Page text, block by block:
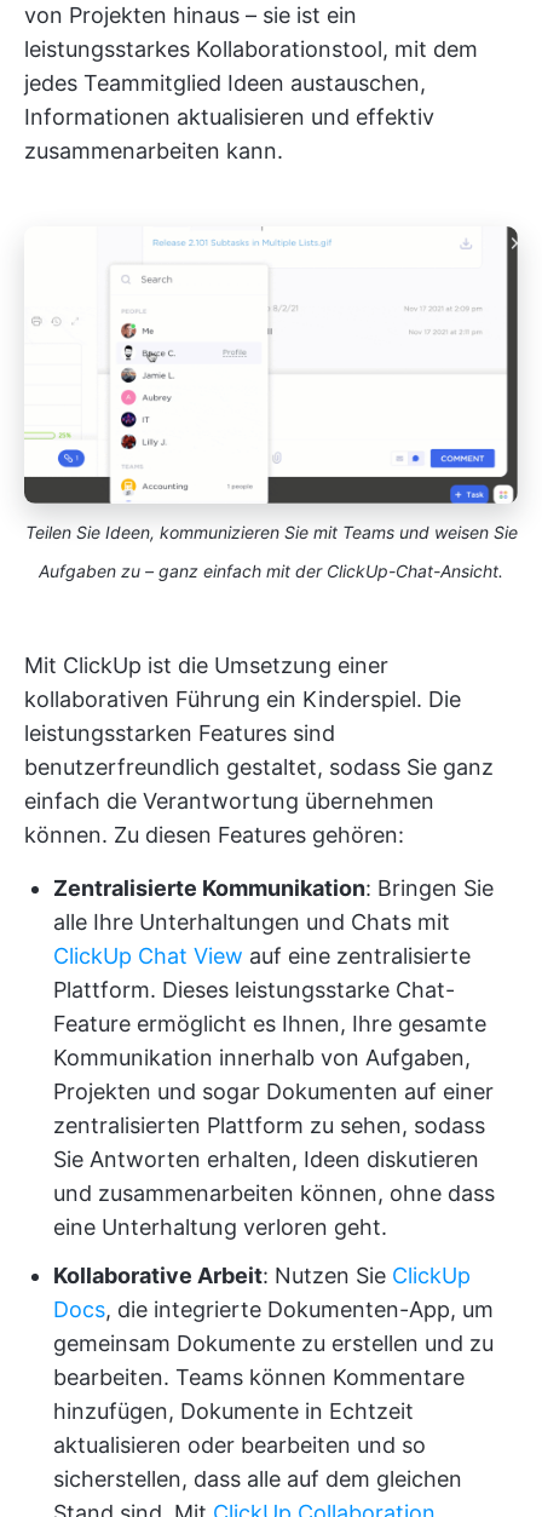
von Projekten hinaus – sie ist ein
leistungsstarkes Kollaborationstool, mit dem
jedes Teammitglied Ideen austauschen,
Informationen aktualisieren und effektiv
zusammenarbeiten kann.
Teilen Sie Ideen, kommunizieren Sie mit Teams und weisen Sie
Aufgaben zu – ganz einfach mit der ClickUp-Chat-Ansicht.
Mit ClickUp ist die Umsetzung einer
kollaborativen Führung ein Kinderspiel. Die
leistungsstarken Features sind
benutzerfreundlich gestaltet, sodass Sie ganz
einfach die Verantwortung übernehmen
können. Zu diesen Features gehören:
Zentralisierte Kommunikation: Bringen Sie
alle Ihre Unterhaltungen und Chats mit
ClickUp Chat View auf eine zentralisierte
Plattform. Dieses leistungsstarke Chat-
Feature ermöglicht es Ihnen, Ihre gesamte
Kommunikation innerhalb von Aufgaben,
Projekten und sogar Dokumenten auf einer
zentralisierten Plattform zu sehen, sodass
Sie Antworten erhalten, Ideen diskutieren
und zusammenarbeiten können, ohne dass
eine Unterhaltung verloren geht.
Kollaborative Arbeit: Nutzen Sie ClickUp
Docs, die integrierte Dokumenten-App, um
gemeinsam Dokumente zu erstellen und zu
bearbeiten. Teams können Kommentare
hinzufügen, Dokumente in Echtzeit
aktualisieren oder bearbeiten und so
sicherstellen, dass alle auf dem gleichen